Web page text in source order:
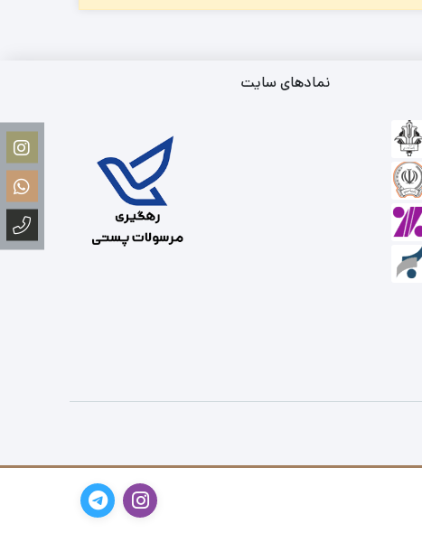
نمادهای سایت